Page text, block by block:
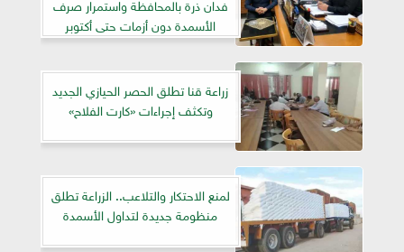
الأسمدة دون أزمات حتى أكتوبر
زراعة قنا تطلق الحصر الحيازي الجديد
وتكثف إجراءات «كارت الفلاح»
لمنع الاحتكار والتلاعب.. الزراعة تطلق
منظومة جديدة لتداول الأسمدة